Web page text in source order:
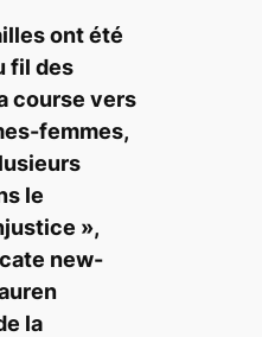
ont été
fil des
course vers
femmes,
le
»,
new-
la